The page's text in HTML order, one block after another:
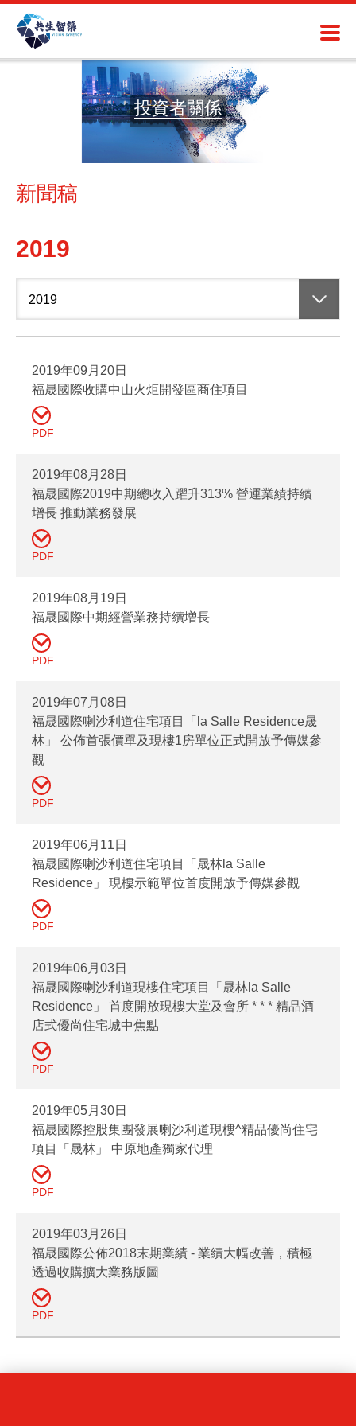
投資者關係
新聞稿
2019
2019年09月20日
福晟國際收購中山火炬開發區商住項目
PDF
2019年08月28日
福晟國際2019中期總收入躍升313% 營運業績持續
增長 推動業務發展
PDF
2019年08月19日
福晟國際中期經營業務持續増長
PDF
2019年07月08日
福晟國際喇沙利道住宅項目「la Salle Residence晟
林」 公佈首張價單及現樓1房單位正式開放予傳媒參
觀
PDF
2019年06月11日
福晟國際喇沙利道住宅項目「晟林la Salle
Residence」 現樓示範單位首度開放予傳媒參觀
PDF
2019年06月03日
福晟國際喇沙利道現樓住宅項目「晟林la Salle
Residence」 首度開放現樓大堂及會所 * * * 精品酒
店式優尚住宅城中焦點
PDF
2019年05月30日
福晟國際控股集團發展喇沙利道現樓^精品優尚住宅
項目「晟林」 中原地產獨家代理
PDF
2019年03月26日
福晟國際公佈2018末期業績 - 業績大幅改善，積極
透過收購擴大業務版圖
PDF